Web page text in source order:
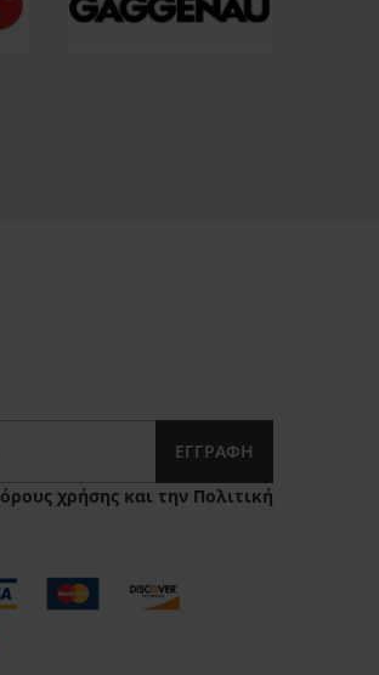
ΕΓΓΡΑΦΉ
όρους χρήσης και την Πολιτική